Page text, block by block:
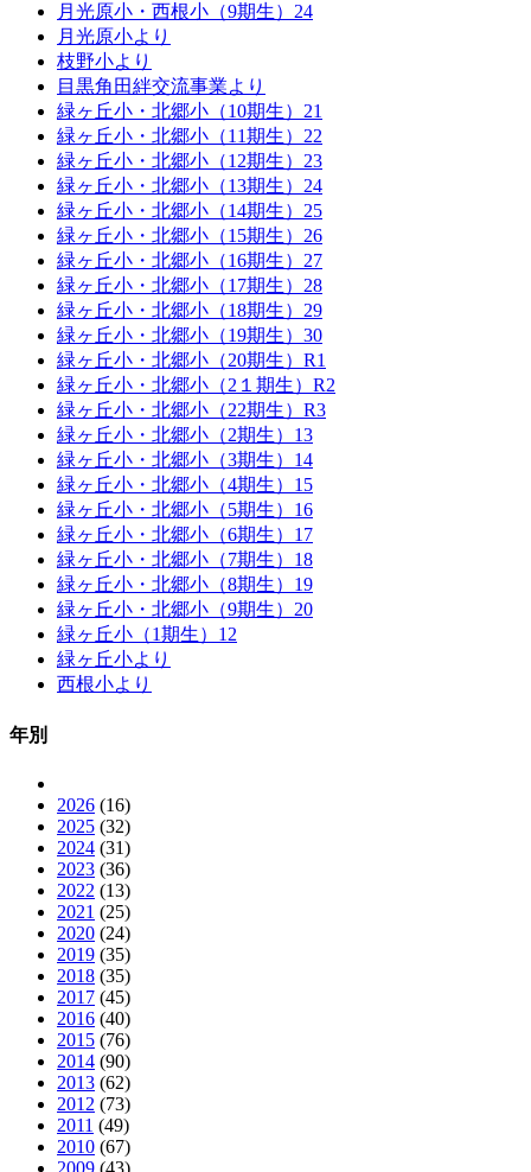
月光原小・西根小（9期生）24
月光原小より
枝野小より
目黒角田絆交流事業より
緑ヶ丘小・北郷小（10期生）21
緑ヶ丘小・北郷小（11期生）22
緑ヶ丘小・北郷小（12期生）23
緑ヶ丘小・北郷小（13期生）24
緑ヶ丘小・北郷小（14期生）25
緑ヶ丘小・北郷小（15期生）26
緑ヶ丘小・北郷小（16期生）27
緑ヶ丘小・北郷小（17期生）28
緑ヶ丘小・北郷小（18期生）29
緑ヶ丘小・北郷小（19期生）30
緑ヶ丘小・北郷小（20期生）R1
緑ヶ丘小・北郷小（2１期生）R2
緑ヶ丘小・北郷小（22期生）R3
緑ヶ丘小・北郷小（2期生）13
緑ヶ丘小・北郷小（3期生）14
緑ヶ丘小・北郷小（4期生）15
緑ヶ丘小・北郷小（5期生）16
緑ヶ丘小・北郷小（6期生）17
緑ヶ丘小・北郷小（7期生）18
緑ヶ丘小・北郷小（8期生）19
緑ヶ丘小・北郷小（9期生）20
緑ヶ丘小（1期生）12
緑ヶ丘小より
西根小より
年別
2026 (16)
2025 (32)
2024 (31)
2023 (36)
2022 (13)
2021 (25)
2020 (24)
2019 (35)
2018 (35)
2017 (45)
2016 (40)
2015 (76)
2014 (90)
2013 (62)
2012 (73)
2011 (49)
2010 (67)
2009 (43)